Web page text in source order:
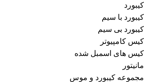
کیبورد
کیبورد با سیم
کیبورد بی سیم
کیس کامپیوتر
کیس های اسمبل شده
مانیتور
مجموعه کیبورد و موس